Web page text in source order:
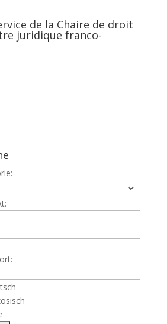
de la Chaire de droit
juridique franco-